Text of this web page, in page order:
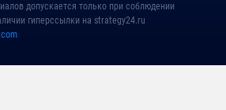
допускается только при соблюдении
гиперссылки на strategy24.ru